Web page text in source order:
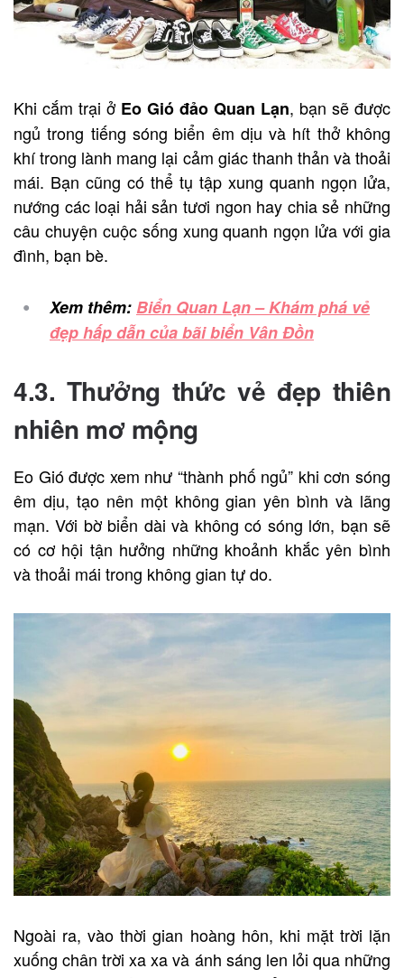
Khi cắm trại ở Eo Gió đảo Quan Lạn, bạn sẽ được
ngủ trong tiếng sóng biển êm dịu và hít thở không
khí trong lành mang lại cảm giác thanh thản và thoải
mái. Bạn cũng có thể tụ tập xung quanh ngọn lửa,
nướng các loại hải sản tươi ngon hay chia sẻ những
câu chuyện cuộc sống xung quanh ngọn lửa với gia
đình, bạn bè.
Xem thêm: Biển Quan Lạn – Khám phá vẻ
đẹp hấp dẫn của bãi biển Vân Đồn
4.3. Thưởng thức vẻ đẹp thiên
nhiên mơ mộng
Eo Gió được xem như “thành phố ngủ” khi cơn sóng
êm dịu, tạo nên một không gian yên bình và lãng
mạn. Với bờ biển dài và không có sóng lớn, bạn sẽ
có cơ hội tận hưởng những khoảnh khắc yên bình
và thoải mái trong không gian tự do.
Ngoài ra, vào thời gian hoàng hôn, khi mặt trời lặn
xuống chân trời xa xa và ánh sáng len lỏi qua những